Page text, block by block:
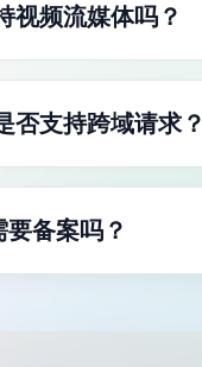
视频流媒体吗？
否支持跨域请求？
备案吗？